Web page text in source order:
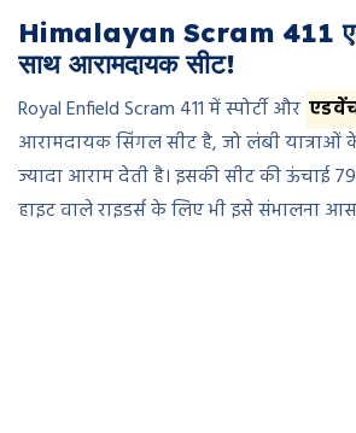
Himalayan Scram 411
साथ आरामदायक सीट!
Royal Enfield Scram 411 में स्पोर्टी और
आरामदायक सिंगल सीट है, जो लंबी यात्राओं के
ज्यादा आराम देती है। इसकी सीट की ऊंचाई
हाइट वाले राइडर्स के लिए भी इसे संभालना